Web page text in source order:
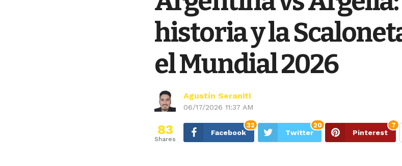
historia y la
el Mundial 2026
Agustín Seraniti
06/17/2026 11:37 AM
83
Shares
Facebook
32
Twitter
20
Pinterest
7